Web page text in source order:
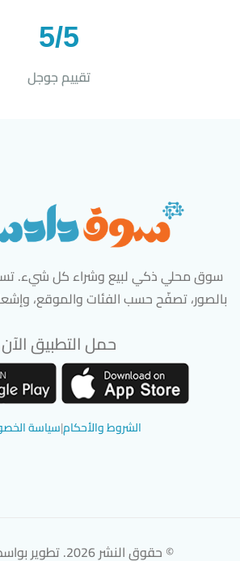
5/5
تقييم جوجل
سوق محلي ذكي لبيع وشراء كل شيء.
بالصور، تصفّح حسب الفئات والموقع،
حمل التطبيق الآن
الشروط والأحكام|سياسة
© حقوق النشر 2026. تطوير بواسطة